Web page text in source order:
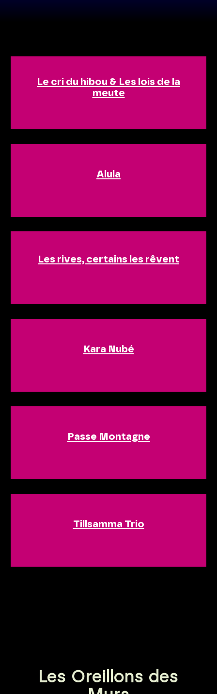
Le cri du hibou & Les lois de la
meute
Alula
Les rives, certains les rêvent
Kara Nubé
Passe Montagne
Tillsamma Trio
Les Oreillons des